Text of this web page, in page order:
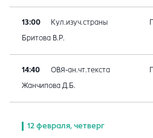
13:00 Кул.изуч.страны
Бритова В.Р.
14:40 ОВЯ-ан.чт.текста
Жанчипова Д.Б.
12 февраля, четверг